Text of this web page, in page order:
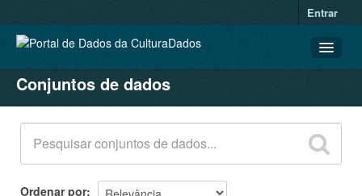
Entrar
CONJUNTOS DE DADOS
ORGANIZAÇÕES
GRUPOS
SOBRE
Conjuntos de dados
Ordenar por